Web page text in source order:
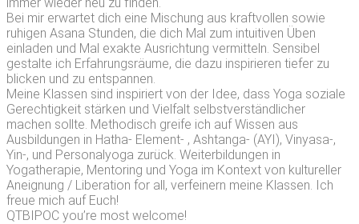
Bei mir erwartet dich eine Mischung aus kraftvollen sowie
ruhigen Asana Stunden, die dich Mal zum intuitiven Üben
einladen und Mal exakte Ausrichtung vermitteln. Sensibel
gestalte ich Erfahrungsräume, die dazu inspirieren tiefer zu
blicken und zu entspannen.
Meine Klassen sind inspiriert von der Idee, dass Yoga soziale
Gerechtigkeit stärken und Vielfalt selbstverständlicher
machen sollte. Methodisch greife ich auf Wissen aus
Ausbildungen in Hatha- Element- , Ashtanga- (AYI), Vinyasa-,
Yin-, und Personalyoga zurück. Weiterbildungen in
Yogatherapie, Mentoring und Yoga im Kontext von kultureller
Aneignung / Liberation for all, verfeinern meine Klassen. Ich
freue mich auf Euch!
QTBIPOC you’re most welcome!